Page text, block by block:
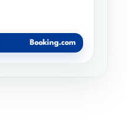
Booking.com